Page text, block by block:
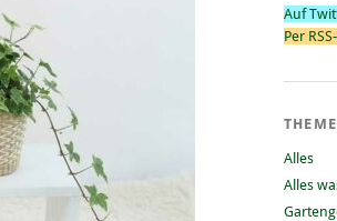
Auf
Per
Alles
Alles